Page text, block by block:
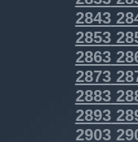
2843
2853
2863
2873
2883
2893
2903